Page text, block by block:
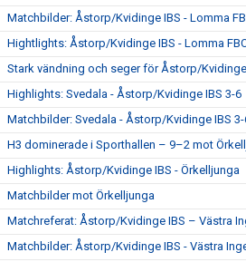
Matchbilder: Åstorp/Kvidinge IBS - Lomma
Hightlights: Åstorp/Kvidinge IBS - Lomma
Stark vändning och seger för Åstorp/Kvidinge
Highlights: Svedala - Åstorp/Kvidinge IBS 3-6
Matchbilder: Svedala - Åstorp/Kvidinge IBS
H3 dominerade i Sporthallen – 9–2 mot
Highlights: Åstorp/Kvidinge IBS - Örkelljunga
Matchbilder mot Örkelljunga
Matchreferat: Åstorp/Kvidinge IBS – Västra
Matchbilder: Åstorp/Kvidinge IBS - Västra